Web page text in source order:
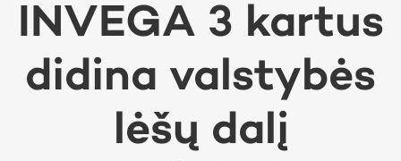
INVEGA 3 kartus
didina valstybės
lėšų dalį